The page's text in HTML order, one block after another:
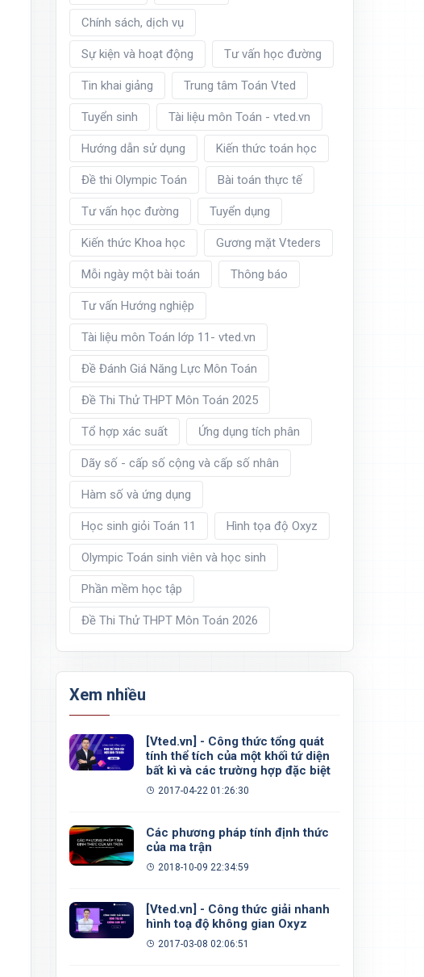
Chính sách, dịch vụ
Sự kiện và hoạt động Tư vấn học đường
Tin khai giảng Trung tâm Toán Vted
Tuyển sinh Tài liệu môn Toán - vted.vn
Hướng dẫn sử dụng Kiến thức toán học
Đề thi Olympic Toán Bài toán thực tế
Tư vấn học đường Tuyển dụng
Kiến thức Khoa học Gương mặt Vteders
Mỗi ngày một bài toán Thông báo
Tư vấn Hướng nghiệp
Tài liệu môn Toán lớp 11- vted.vn
Đề Đánh Giá Năng Lực Môn Toán
Đề Thi Thử THPT Môn Toán 2025
Tổ hợp xác suất Ứng dụng tích phân
Dãy số - cấp số cộng và cấp số nhân
Hàm số và ứng dụng
Học sinh giỏi Toán 11 Hình tọa độ Oxyz
Olympic Toán sinh viên và học sinh
Phần mềm học tập
Đề Thi Thử THPT Môn Toán 2026
Xem nhiều
[Vted.vn] - Công thức tổng quát
tính thể tích của một khối tứ diện
bất kì và các trường hợp đặc biệt
2017-04-22 01:26:30
Các phương pháp tính định thức
của ma trận
2018-10-09 22:34:59
[Vted.vn] - Công thức giải nhanh
hình toạ độ không gian Oxyz
2017-03-08 02:06:51